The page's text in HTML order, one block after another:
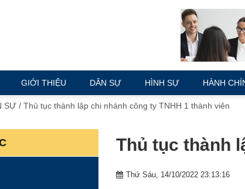
GIỚI THIỆU DÂN SỰ HÌNH SỰ HÀNH
SỰ / Thủ tục thành lập chi nhánh công ty TNHH 1 thành viên
Thủ tục thành
Thứ Sáu, 14/10/2022 23:13:16